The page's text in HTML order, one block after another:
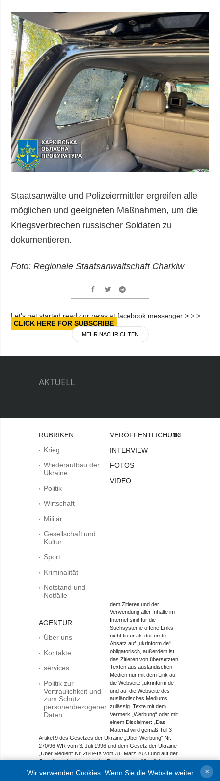
Staatsanwälte und Polizeiermittler ergreifen alle
möglichen und geeigneten Maßnahmen, um die
Kriegsverbrechen russischer Soldaten zu
dokumentieren.
Foto: Regionale Staatsanwaltschaft Charkiw
Let’s get started read our news at facebook messenger > > >
CLICK HERE FOR SUBSCRIBE
MEHR NACHRICHTEN
AKTUELL
RUBRIKEN
Krieg
Wiederaufbau der
Ukraine
Politik
Wirtschaft
Militär
Gesellschaft und
Kultur
Sport
Kriminalität
Notstand und
Notfälle
AGENTUR
Über uns
Kontakte
services
Politik zur
Vertraulichkeit und
zum Schutz
personenbezogener
Daten
VERÖFFENTLICHUNGEN
INTERVIEW
FOTOS
VIDEO
Bei
dem Zitieren und der
Verwendung aller Inhalte im
Internet sind für die
Suchsysteme offene Links
nicht tiefer als der erste
Absatz auf „ukrinform.de“
obligatorisch, außerdem ist
das Zitieren von übersetzten
Texten aus ausländischen
Medien nur mit dem Link auf
die Webseite „ukrinform.de“
und auf die Webseite des
ausländisches Mediums
zulässig. Texte mit dem
Vermerk „Werbung“ oder mit
einem Disclaimer: „Das
Material wird gemäß Teil 3
Artikel 9 des Gesetzes der Ukraine „Über Werbung“ Nr.
270/96-WR vom 3. Juli 1996 und dem Gesetz der Ukraine
„Über Medien“ Nr. 2849-IX vom 31. März 2023 und auf der
Grundlage des Vertrags/der Rechnung veröffentlicht.
Objekt im Bereich Onlinemedien; Medien-ID R40-01421.
Wir verwenden Cookies. Wenn Sie die Website weiter
×